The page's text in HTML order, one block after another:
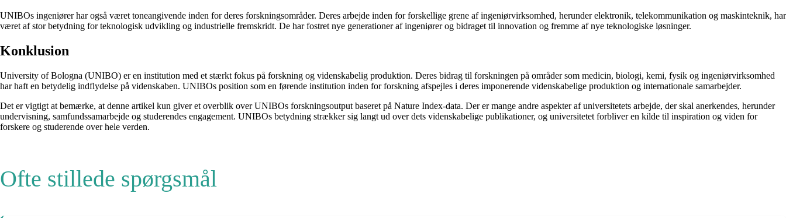
UNIBOs ingeniører har også været toneangivende inden for deres forskningsområder. Deres arbejde inden for forskellige grene af ingeniørvirksomhed, herunder elektronik, telekommunikation og maskinteknik, har
været af stor betydning for teknologisk udvikling og industrielle fremskridt. De har fostret nye generationer af ingeniører og bidraget til innovation og fremme af nye teknologiske løsninger.
Konklusion
University of Bologna (UNIBO) er en institution med et stærkt fokus på forskning og videnskabelig produktion. Deres bidrag til forskningen på områder som medicin, biologi, kemi, fysik og ingeniørvirksomhed
har haft en betydelig indflydelse på videnskaben. UNIBOs position som en førende institution inden for forskning afspejles i deres imponerende videnskabelige produktion og internationale samarbejder.
Det er vigtigt at bemærke, at denne artikel kun giver et overblik over UNIBOs forskningsoutput baseret på Nature Index-data. Der er mange andre aspekter af universitetets arbejde, der skal anerkendes, herunder
undervisning, samfundssamarbejde og studerendes engagement. UNIBOs betydning strækker sig langt ud over dets videnskabelige publikationer, og universitetet forbliver en kilde til inspiration og viden for
forskere og studerende over hele verden.
Ofte stillede spørgsmål